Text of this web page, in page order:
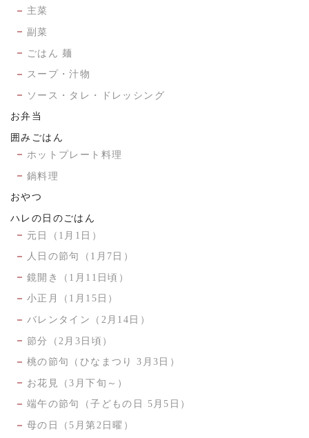
主菜
副菜
ごはん 麺
スープ・汁物
ソース・タレ・ドレッシング
お弁当
囲みごはん
ホットプレート料理
鍋料理
おやつ
ハレの日のごはん
元日（1月1日）
人日の節句（1月7日）
鏡開き（1月11日頃）
小正月（1月15日）
バレンタイン（2月14日）
節分（2月3日頃）
桃の節句（ひなまつり 3月3日）
お花見（3月下旬～）
端午の節句（子どもの日 5月5日）
母の日（5月第2日曜）